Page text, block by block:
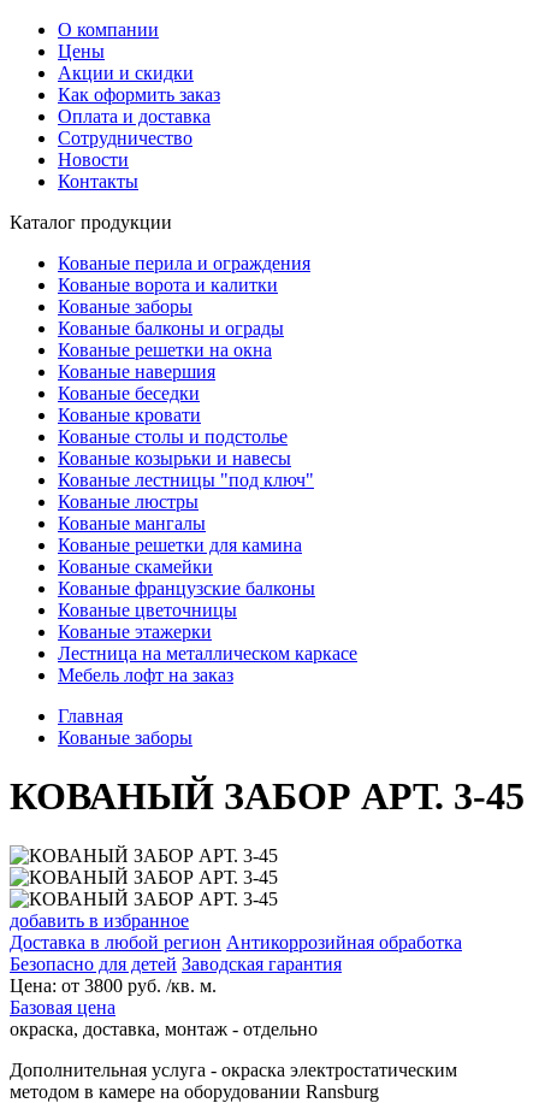
О компании
Цены
Акции и скидки
Как оформить заказ
Оплата и доставка
Сотрудничество
Новости
Контакты
Каталог продукции
Кованые перила и ограждения
Кованые ворота и калитки
Кованые заборы
Кованые балконы и ограды
Кованые решетки на окна
Кованые навершия
Кованые беседки
Кованые кровати
Кованые столы и подстолье
Кованые козырьки и навесы
Кованые лестницы "под ключ"
Кованые люстры
Кованые мангалы
Кованые решетки для камина
Кованые скамейки
Кованые французские балконы
Кованые цветочницы
Кованые этажерки
Лестница на металлическом каркасе
Мебель лофт на заказ
Главная
Кованые заборы
КОВАНЫЙ ЗАБОР АРТ. 3-45
добавить в избранное
Доставка в любой регион Антикоррозийная обработка
Безопасно для детей Заводская гарантия
Цена: от 3800 руб. /кв. м.
Базовая цена
окраска, доставка, монтаж - отдельно
Дополнительная услуга - окраска электростатическим
методом в камере на оборудовании Ransburg